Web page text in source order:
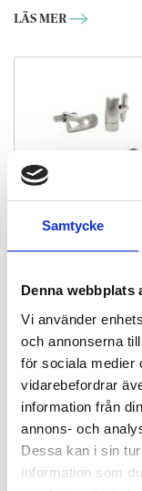
Samtycke
Denna webbplats
Vi använder
och annonserna
för sociala medier
vidarebefordrar
information från
annons- och
Dessa kan i sin
information som
LÄS MER
Morgongåva
Bröllopssäsongen
du behöver lite idéer
LÄS MER